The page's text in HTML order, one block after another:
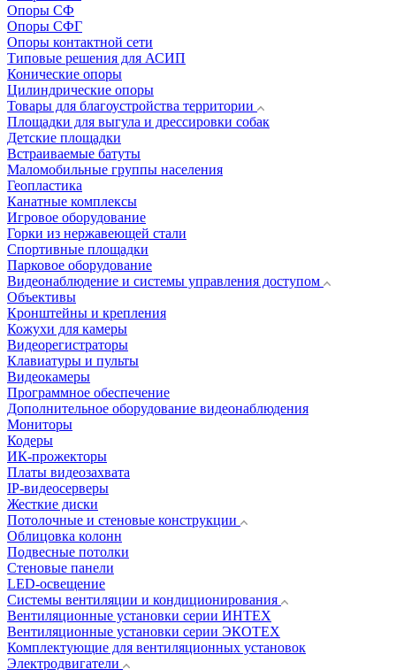
Опоры СФ
Опоры СФГ
Опоры контактной сети
Типовые решения для АСИП
Конические опоры
Цилиндрические опоры
Товары для благоустройства территории
Площадки для выгула и дрессировки собак
Детские площадки
Встраиваемые батуты
Маломобильные группы населения
Геопластика
Канатные комплексы
Игровое оборудование
Горки из нержавеющей стали
Спортивные площадки
Парковое оборудование
Видеонаблюдение и системы управления доступом
Объективы
Кронштейны и крепления
Кожухи для камеры
Видеорегистраторы
Клавиатуры и пульты
Видеокамеры
Программное обеспечение
Дополнительное оборудование видеонаблюдения
Мониторы
Кодеры
ИК-прожекторы
Платы видеозахвата
IP-видеосерверы
Жесткие диски
Потолочные и стеновые конструкции
Облицовка колонн
Подвесные потолки
Стеновые панели
LED-освещение
Системы вентиляции и кондиционирования
Вентиляционные установки серии ИНТЕХ
Вентиляционные установки серии ЭКОТЕХ
Комплектующие для вентиляционных установок
Электродвигатели